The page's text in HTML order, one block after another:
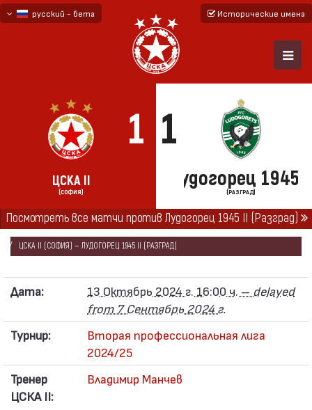
русский - бета
Исторические имена
1 1
ЦСКА II
(СОФИЯ)
Лудогорец 1945
(РАЗГРАД)
Посмотреть все матчи против Лудогорец 1945 II (Разград)
ГЛАВНАЯ СЕЗОНЫ
2024/25
ВТОРАЯ ПРОФЕССИОНАЛЬНАЯ ЛИГА 2024/25
ЦСКА II (СОФИЯ) — ЛУДОГОРЕЦ 1945 II (РАЗГРАД)
Дата: 13 Октябрь 2024 г. 16:00 ч. – delayed
from 7 Сентябрь 2024 г.
Турнир:
Вторая профессиональная лига
2024/25
Тренер
ЦСКА II:
Владимир Манчев